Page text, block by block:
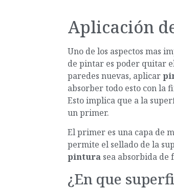
Aplicación
Uno de los aspectos mas
de pintar es poder quitar
paredes nuevas, aplicar
absorber todo esto con la
Esto implica que a la
un primer.
El primer es una capa de
permite el sellado de la
pintura sea absorbida de
¿En que